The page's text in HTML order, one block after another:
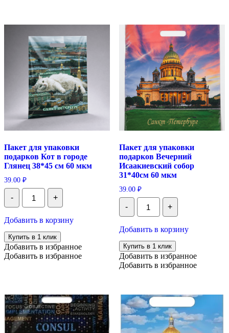
Пакет для упаковки
подарков Кот в городе
Глянец 38*45 см 60 мкм
39.00 ₽
-
Количество
Пакет
для
подарков
Кот
в
городе
Глянец
+
Добавить в корзину
Купить в 1 клик
Добавить в избранное
Добавить в избранное
Пакет для упаковки
подарков Вечерний
Исаакиевский собор
31*40см 60 мкм
39.00 ₽
-
Количество
Пакет
для
подарков
Вечерний
Исаакиевский
собор
31*40см
+
Добавить в корзину
Купить в 1 клик
Добавить в избранное
Добавить в избранное